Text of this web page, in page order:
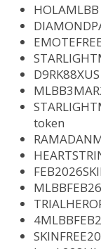
HOLAMLBB
D9RK88XUS
token